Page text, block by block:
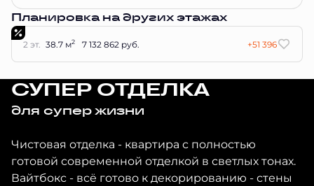
Планировка на других этажах
2 эт. 38.7 м2 7 132 862 руб. +51 396
СУПЕР ОТДЕЛКА
для супер жизни
Чистовая отделка - квартира с полностью
готовой современной отделкой в светлых тонах.
Вайтбокс - всё готово к декорированию - стены